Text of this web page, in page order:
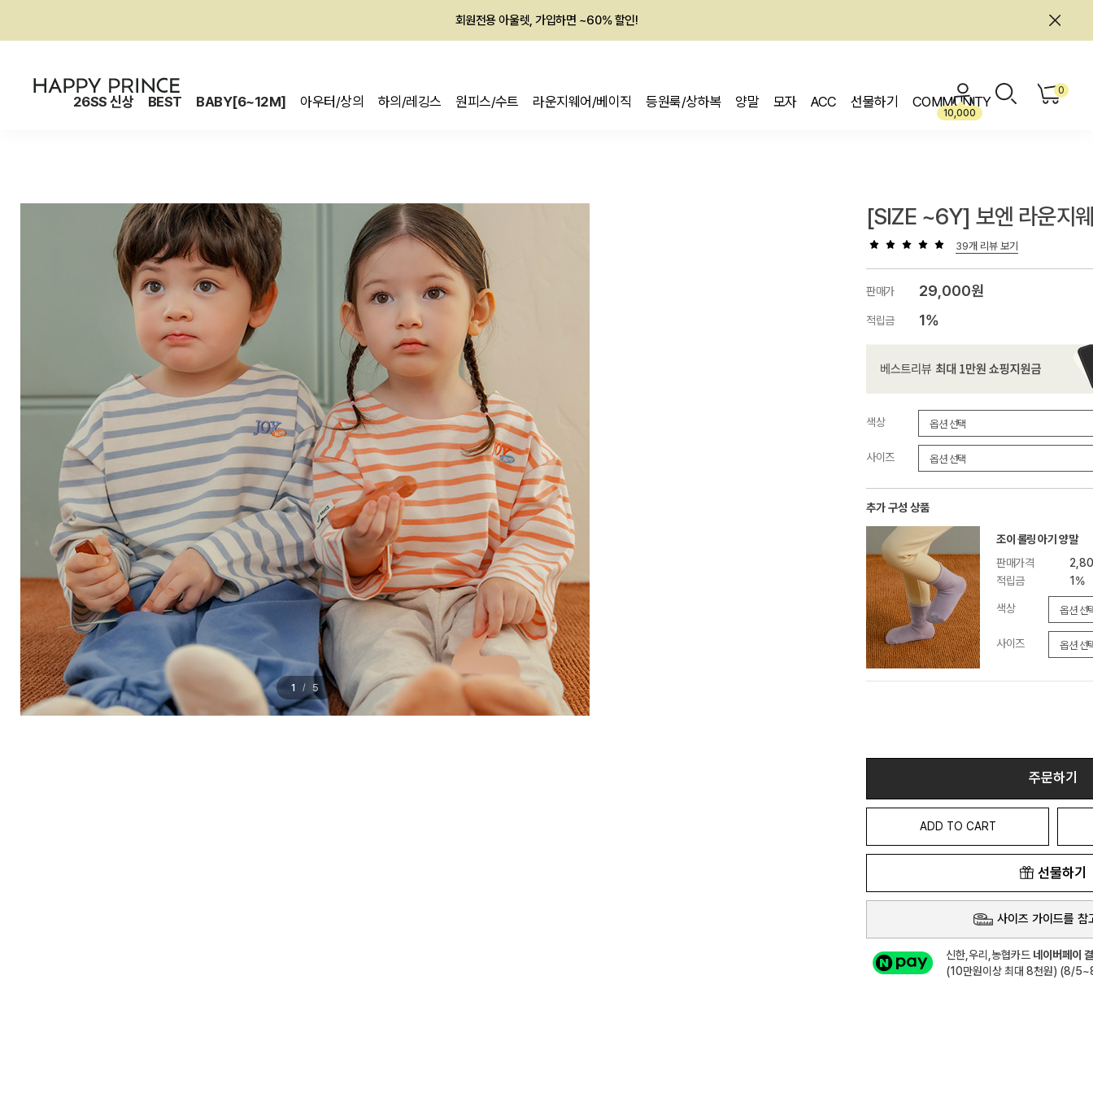
회원전용 아울렛, 가입하면 ~60% 할인!
26SS 신상 BEST BABY[6~12M] 아우터/상의 하의/레깅스 원피스/수트 라운지웨어/베이직 등원룩/상하복 양말 모자 ACC 선물하기 COMMUNITY
10,000
0
1 / 5
[SIZE ~6Y] 보엔 라운지
39개 리뷰 보기
판매가 29,000원
적립금 1%
색상
사이즈
추가 구성 상품
조이 롤링 아기 양말
판매가격
적립금
1%
색상
사이즈
주문하기
ADD TO CART
선물하기
사이즈 가이드를 참
신한,우리,농협카드 네이버페이
(10만원이상 최대 8천원) (8/